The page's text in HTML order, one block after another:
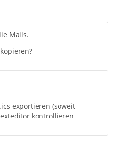
Mails.
exportieren (soweit
kontrollieren.